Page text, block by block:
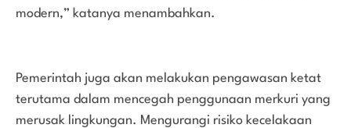
modern,” katanya menambahkan.
Pemerintah juga akan melakukan pengawasan ketat
terutama dalam mencegah penggunaan merkuri yang
merusak lingkungan. Mengurangi risiko kecelakaan